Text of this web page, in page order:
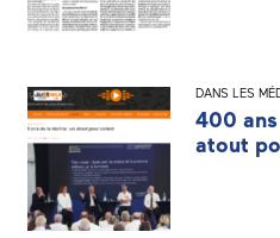
DANS LES
400
atout